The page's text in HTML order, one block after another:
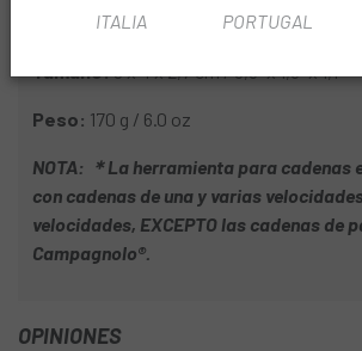
Material de la herramienta:acero al
Tamaño:9 x 4 x 2,7 cm / 3,5” x 1,6” x 1,1”
Peso: 170 g / 6.0 oz
NOTA: ＊La herramienta para cadenas
con cadenas de una y varias
velocidades, EXCEPTO las cadenas de
Campagnolo®.
OPINIONES
ITALIA PORTUGAL